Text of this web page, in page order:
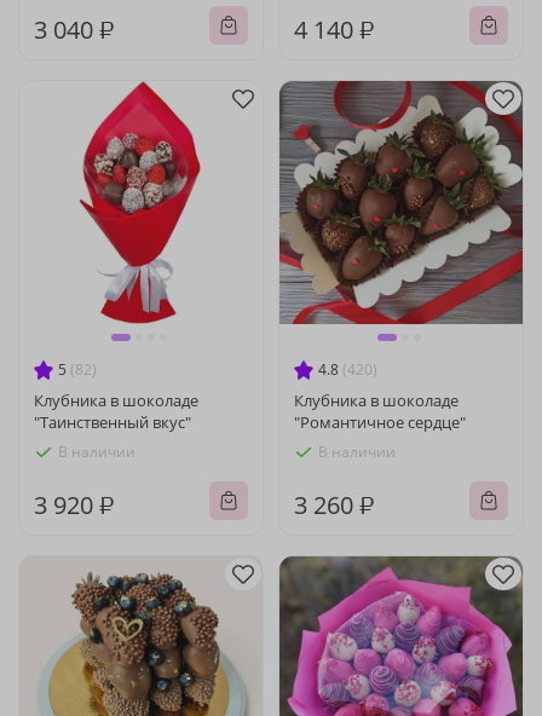
3 040 ₽ 4 140 ₽
5 (82)
Клубника в шоколаде
"Таинственный вкус"
В наличии
3 920 ₽
4.8 (420)
Клубника в шоколаде
"Романтичное сердце"
В наличии
3 260 ₽